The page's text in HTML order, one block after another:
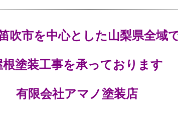
吹市を中心とした山梨県全域
根塗装工事を承っております
有限会社アマノ塗装店